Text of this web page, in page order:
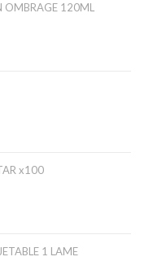
OMBRAGE 120ML
x100
1 LAME